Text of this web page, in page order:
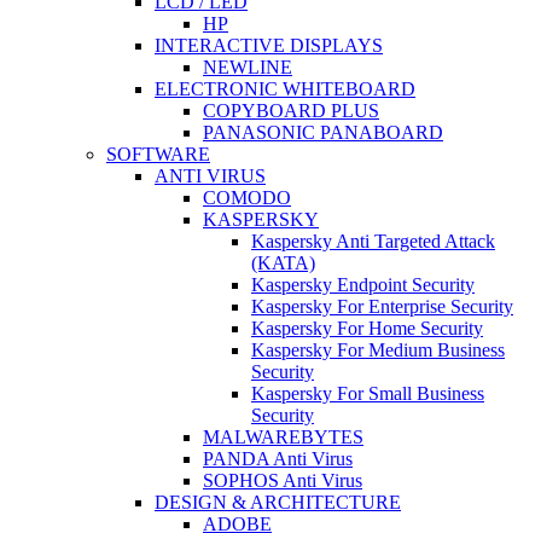
HP
INTERACTIVE DISPLAYS
NEWLINE
ELECTRONIC WHITEBOARD
COPYBOARD PLUS
PANASONIC PANABOARD
SOFTWARE
ANTI VIRUS
COMODO
KASPERSKY
Kaspersky Anti Targeted Attack
(KATA)
Kaspersky Endpoint Security
Kaspersky For Enterprise Security
Kaspersky For Home Security
Kaspersky For Medium Business
Security
Kaspersky For Small Business
Security
MALWAREBYTES
PANDA Anti Virus
SOPHOS Anti Virus
DESIGN & ARCHITECTURE
ADOBE